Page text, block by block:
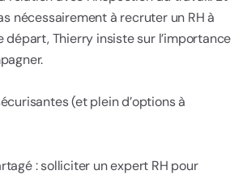
nécessairement à recruter un RH à
départ, Thierry insiste sur l’importance
(et plein d’options à
: solliciter un expert RH pour